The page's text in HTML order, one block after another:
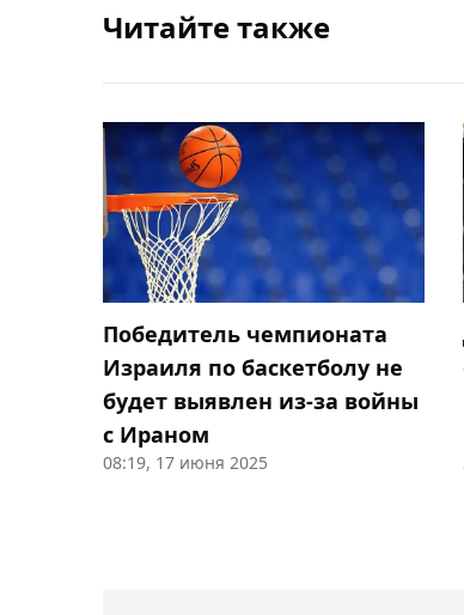
Читайте также
Победитель чемпионата
Израиля по баскетболу не
будет выявлен из-за войны
с Ираном
08:19, 17 июня 2025